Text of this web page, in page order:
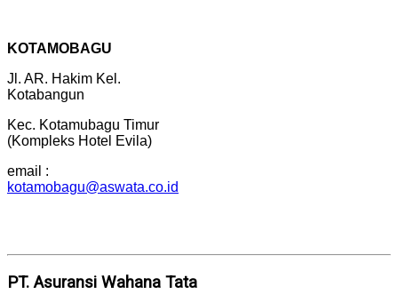
KOTAMOBAGU
Jl. AR. Hakim Kel.
Kotabangun
Kec. Kotamubagu Timur
(Kompleks Hotel Evila)
email :
kotamobagu@aswata.co.id
PT. Asuransi Wahana Tata